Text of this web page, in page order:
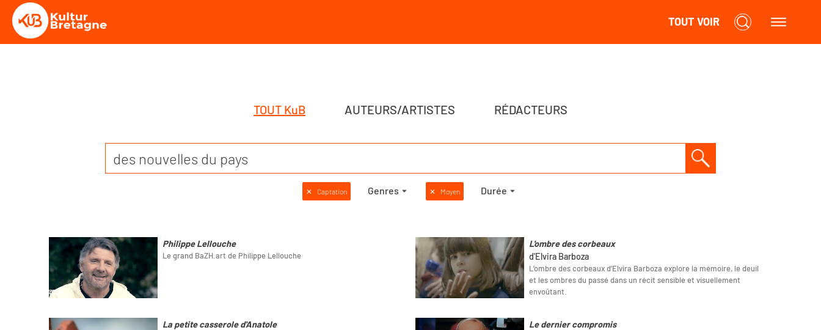
TOUT VOIR
TOUT KuB AUTEURS/ARTISTES RÉDACTEURS
✕ Captation Genres ✕ Moyen Durée
Philippe Lellouche
Le grand BaZH.art de Philippe Lellouche
L'ombre des corbeaux
d'Elvira Barboza
L’ombre des corbeaux d’Elvira Barboza explore la mémoire, le deuil
et les ombres du passé dans un récit sensible et visuellement
envoûtant.
La petite casserole d'Anatole
Le dernier compromis